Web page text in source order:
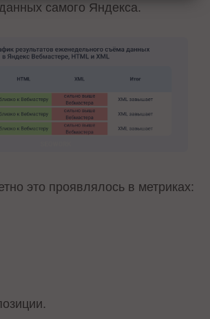
самого Яндекса.
это проявлялось в метриках: